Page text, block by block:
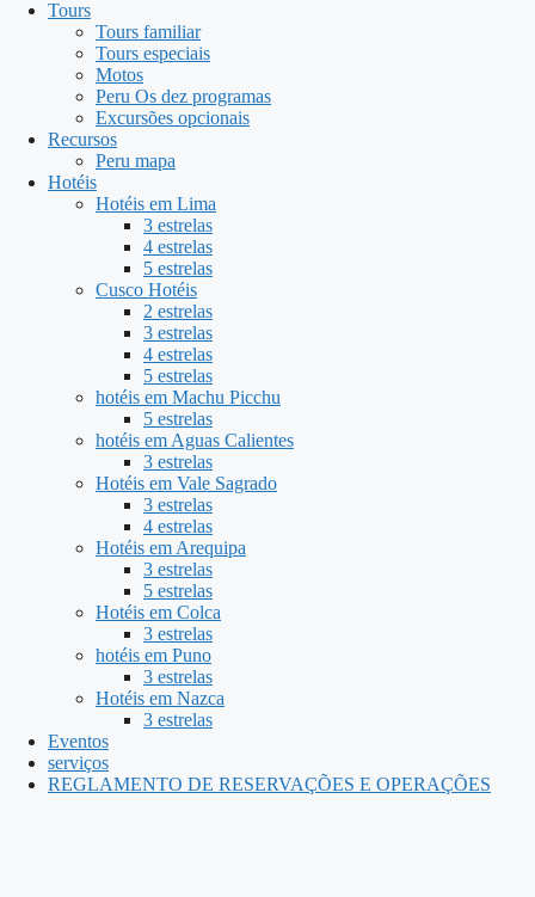
Tours
Tours familiar
Tours especiais
Motos
Peru Os dez programas
Excursões opcionais
Recursos
Peru mapa
Hotéis
Hotéis em Lima
3 estrelas
4 estrelas
5 estrelas
Cusco Hotéis
2 estrelas
3 estrelas
4 estrelas
5 estrelas
hotéis em Machu Picchu
5 estrelas
hotéis em Aguas Calientes
3 estrelas
Hotéis em Vale Sagrado
3 estrelas
4 estrelas
Hotéis em Arequipa
3 estrelas
5 estrelas
Hotéis em Colca
3 estrelas
hotéis em Puno
3 estrelas
Hotéis em Nazca
3 estrelas
Eventos
serviços
REGLAMENTO DE RESERVAÇÕES E OPERAÇÕES